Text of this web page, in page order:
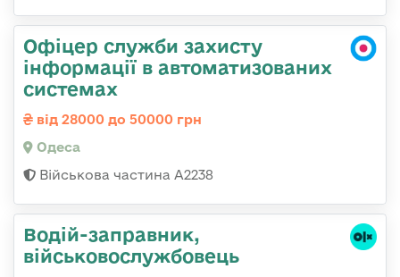
Офіцер служби захисту
інформації в автоматизованих
системах
від 28000 до 50000 грн
Одеса
Військова частина А2238
Водій-заправник,
військовослужбовець